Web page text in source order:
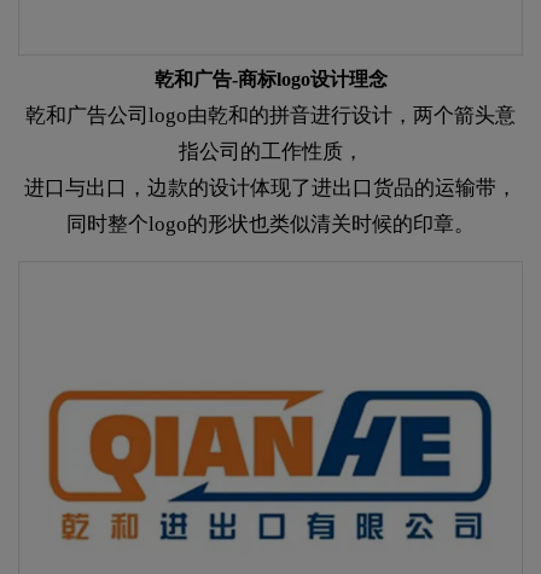
乾和广告-商标logo设计理念
乾和广告公司logo由乾和的拼音进行设计，两个箭头意
指公司的工作性质，
进口与出口，边款的设计体现了进出口货品的运输带，
同时整个logo的形状也类似清关时候的印章。